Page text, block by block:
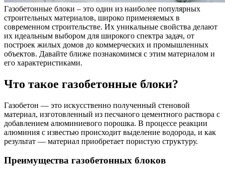
Газобетонные блоки – это один из наиболее популярных
строительных материалов, широко применяемых в
современном строительстве. Их уникальные свойства делают
их идеальным выбором для широкого спектра задач, от
построек жилых домов до коммерческих и промышленных
объектов. Давайте ближе познакомимся с этим материалом и
его характеристиками.
Что такое газобетонные блоки?
Газобетон — это искусственно полученный стеновой
материал, изготовленный из песчаного цементного раствора с
добавлением алюминиевого порошка. В процессе реакции
алюминия с известью происходит выделение водорода, и как
результат — материал приобретает пористую структуру.
Преимущества газобетонных блоков